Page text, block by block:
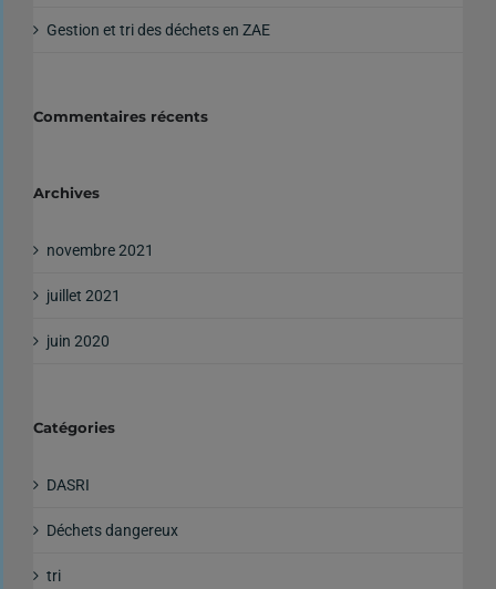
Gestion et tri des déchets en ZAE
Commentaires récents
Archives
novembre 2021
juillet 2021
juin 2020
Catégories
DASRI
Déchets dangereux
tri